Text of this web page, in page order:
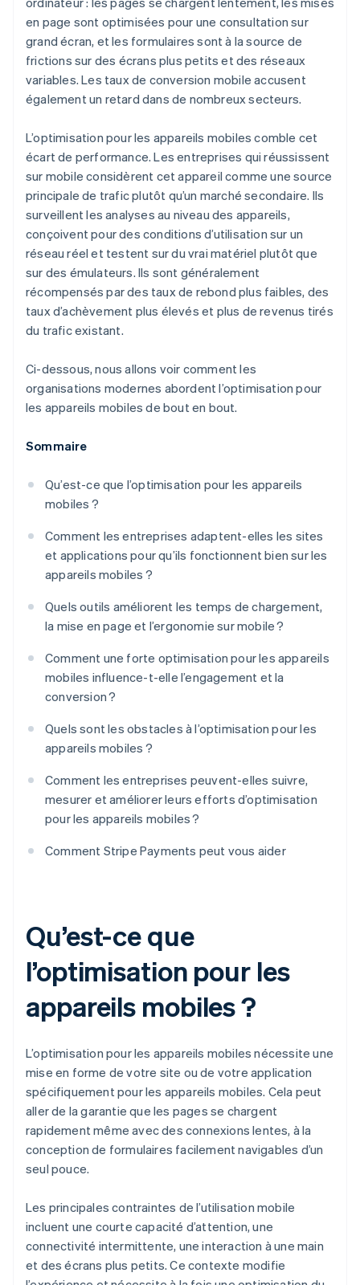
en page sont optimisées pour une consultation sur
grand écran, et les formulaires sont à la source de
frictions sur des écrans plus petits et des réseaux
variables. Les taux de conversion mobile accusent
également un retard dans de nombreux secteurs.
L’optimisation pour les appareils mobiles comble cet
écart de performance. Les entreprises qui réussissent
sur mobile considèrent cet appareil comme une source
principale de trafic plutôt qu’un marché secondaire. Ils
surveillent les analyses au niveau des appareils,
conçoivent pour des conditions d’utilisation sur un
réseau réel et testent sur du vrai matériel plutôt que
sur des émulateurs. Ils sont généralement
récompensés par des taux de rebond plus faibles, des
taux d’achèvement plus élevés et plus de revenus tirés
du trafic existant.
Ci-dessous, nous allons voir comment les
organisations modernes abordent l’optimisation pour
les appareils mobiles de bout en bout.
Sommaire
Qu’est-ce que l’optimisation pour les appareils
mobiles ?
Comment les entreprises adaptent-elles les sites
et applications pour qu’ils fonctionnent bien sur les
appareils mobiles ?
Quels outils améliorent les temps de chargement,
la mise en page et l’ergonomie sur mobile ?
Comment une forte optimisation pour les appareils
mobiles influence-t-elle l’engagement et la
conversion ?
Quels sont les obstacles à l’optimisation pour les
appareils mobiles ?
Comment les entreprises peuvent-elles suivre,
mesurer et améliorer leurs efforts d’optimisation
pour les appareils mobiles ?
Comment Stripe Payments peut vous aider
Qu’est-ce que
l’optimisation pour les
appareils mobiles ?
L’optimisation pour les appareils mobiles nécessite une
mise en forme de votre site ou de votre application
spécifiquement pour les appareils mobiles. Cela peut
aller de la garantie que les pages se chargent
rapidement même avec des connexions lentes, à la
conception de formulaires facilement navigables d’un
seul pouce.
Les principales contraintes de l’utilisation mobile
incluent une courte capacité d’attention, une
connectivité intermittente, une interaction à une main
et des écrans plus petits. Ce contexte modifie